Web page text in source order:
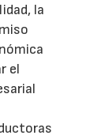
la
el